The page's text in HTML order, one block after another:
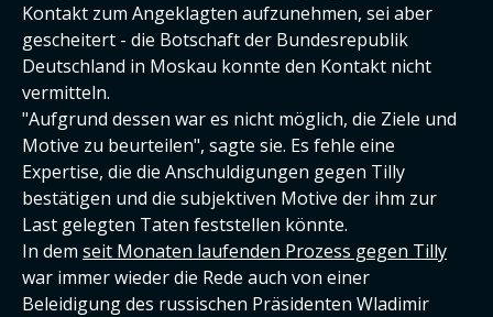
Kontakt zum Angeklagten aufzunehmen, sei aber
gescheitert - die Botschaft der Bundesrepublik
Deutschland in Moskau konnte den Kontakt nicht
vermitteln.
"Aufgrund dessen war es nicht möglich, die Ziele und
Motive zu beurteilen", sagte sie. Es fehle eine
Expertise, die die Anschuldigungen gegen Tilly
bestätigen und die subjektiven Motive der ihm zur
Last gelegten Taten feststellen könnte.
In dem seit Monaten laufenden Prozess gegen Tilly
war immer wieder die Rede auch von einer
Beleidigung des russischen Präsidenten Wladimir